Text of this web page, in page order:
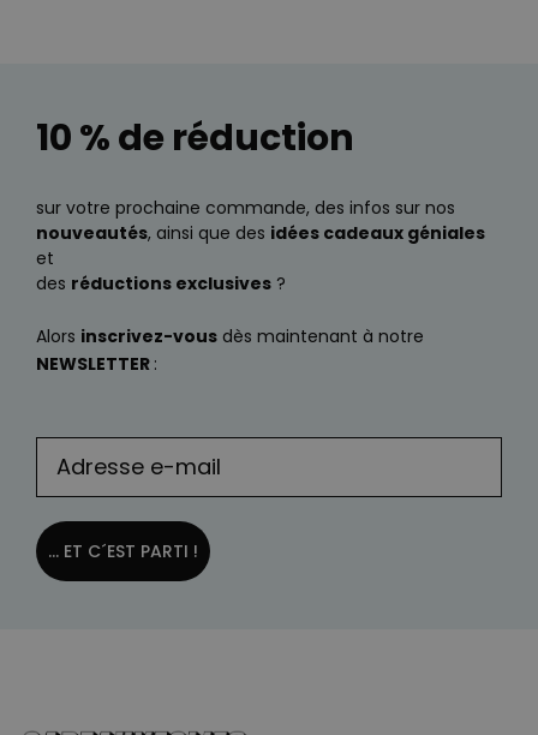
10 % de réduction
sur votre prochaine commande, des infos sur nos
nouveautés, ainsi que des idées cadeaux géniales
et
des réductions exclusives ?
Alors inscrivez-vous dès maintenant à notre
NEWSLETTER :
... ET C´EST PARTI !